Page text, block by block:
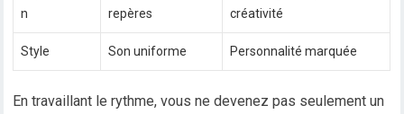
n
repères
créativité
Style Son uniforme Personnalité marquée
En travaillant le rythme, vous ne devenez pas seulement un